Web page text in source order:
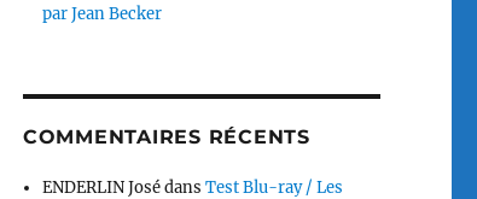
par Jean Becker
COMMENTAIRES RÉCENTS
ENDERLIN JosédansTest Blu-ray / Les